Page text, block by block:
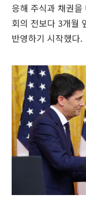
응해 주식과 채권
회의 전보다 3개월
반영하기 시작했다.